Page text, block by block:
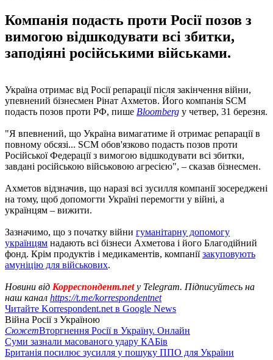
Компанія подасть проти Росії позов з
вимогою відшкодувати всі збитки,
заподіяні російськими військами.
Україна отримає від Росії репарації після закінчення війни,
упевнений бізнесмен Рінат Ахметов. Його компанія SCM
подасть позов проти РФ, пише Bloomberg у четвер, 31 березня.
"Я впевнений, що Україна вимагатиме й отримає репарації в
повному обсязі... SCM обов'язково подасть позов проти
Російської Федерації з вимогою відшкодувати всі збитки,
завдані російською військовою агресією", – сказав бізнесмен.
Ахметов відзначив, що наразі всі зусилля компанії зосереджені
на тому, щоб допомогти Україні перемогти у війні, а
українцям – вижити.
Зазначимо, що з початку війни гуманітарну допомогу
українцям надають всі бізнеси Ахметова і його Благодійний
фонд. Крім продуктів і медикаментів, компаніїзакуповують
амуніцію для військових.
Новини від Корреспондент.netу Telegram. Підписуйтесь на
наш канал https://t.me/korrespondentnet
Читайте Korrespondent.net в Google News
Війна Росії з Україною
СюжетВторгнення Росії в Україну. Онлайн
Суми зазнали масованого удару КАБів
Британія посилює зусилля у пошуку ППО для України